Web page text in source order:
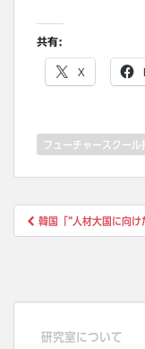
共有:
X
フューチャースクール
投
稿
ゲ
韓国「”人材大国に向け
研究室について